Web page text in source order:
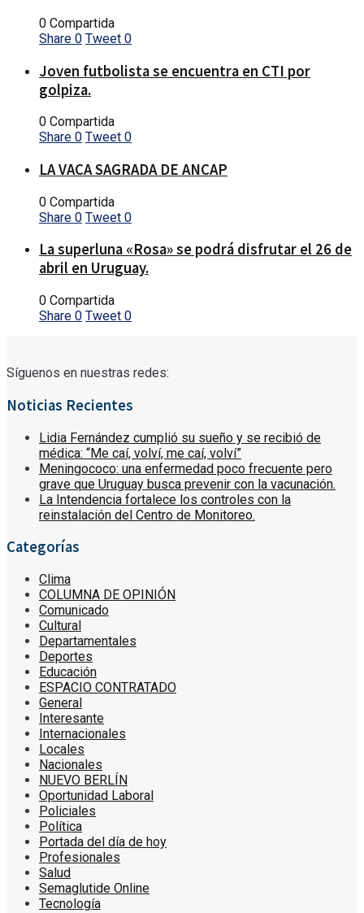
0 Compartida
Share 0 Tweet 0
Joven futbolista se encuentra en CTI por
golpiza.
0 Compartida
Share 0 Tweet 0
LA VACA SAGRADA DE ANCAP
0 Compartida
Share 0 Tweet 0
La superluna «Rosa» se podrá disfrutar el 26 de
abril en Uruguay.
0 Compartida
Share 0 Tweet 0
Síguenos en nuestras redes:
Noticias Recientes
Lidia Fernández cumplió su sueño y se recibió de
médica: “Me caí, volví, me caí, volví”
Meningococo: una enfermedad poco frecuente pero
grave que Uruguay busca prevenir con la vacunación.
La Intendencia fortalece los controles con la
reinstalación del Centro de Monitoreo.
Categorías
Clima
COLUMNA DE OPINIÓN
Comunicado
Cultural
Departamentales
Deportes
Educación
ESPACIO CONTRATADO
General
Interesante
Internacionales
Locales
Nacionales
NUEVO BERLÍN
Oportunidad Laboral
Policiales
Política
Portada del día de hoy
Profesionales
Salud
Semaglutide Online
Tecnología